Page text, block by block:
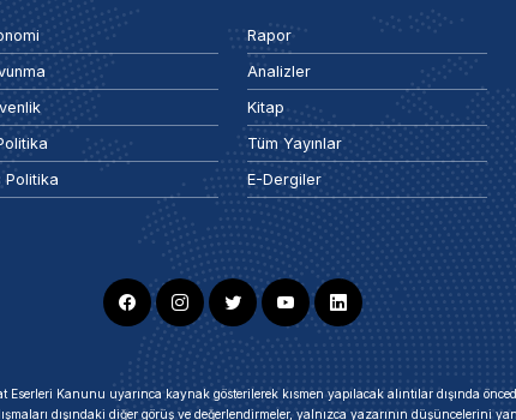
Politika
Rapor
Analizler
Kitap
Tüm Yayınlar
E-Dergiler
Kanunu uyarınca kaynak gösterilerek kısmen yapılacak alıntılar dışında
dışındaki diğer görüş ve değerlendirmeler, yalnızca yazarının düşüncelerini